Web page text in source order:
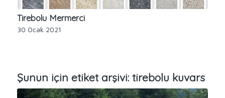
Tirebolu Mermerci
30 Ocak 2021
Şunun için etiket arşivi: tirebolu kuvars